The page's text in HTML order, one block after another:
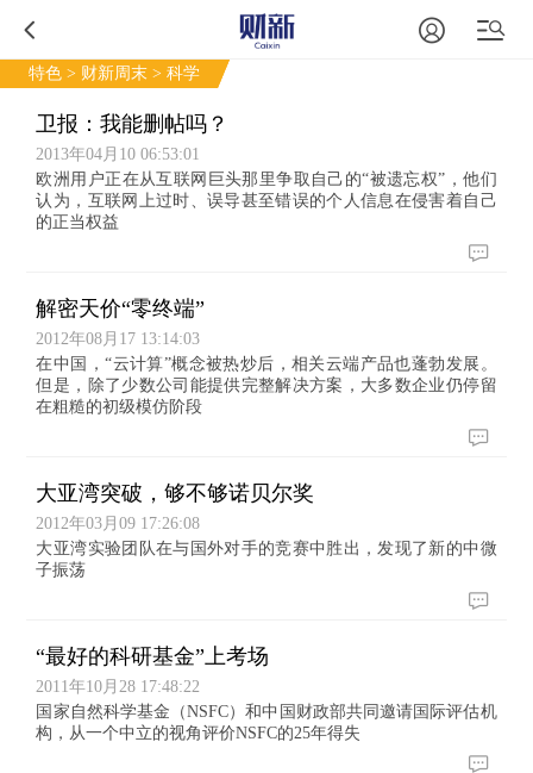
特色 > 财新周末 > 科学
卫报：我能删帖吗？
2013年04月10 06:53:01
欧洲用户正在从互联网巨头那里争取自己的“被遗忘权”，他们
认为，互联网上过时、误导甚至错误的个人信息在侵害着自己
的正当权益
解密天价“零终端”
2012年08月17 13:14:03
在中国，“云计算”概念被热炒后，相关云端产品也蓬勃发展。
但是，除了少数公司能提供完整解决方案，大多数企业仍停留
在粗糙的初级模仿阶段
大亚湾突破，够不够诺贝尔奖
2012年03月09 17:26:08
大亚湾实验团队在与国外对手的竞赛中胜出，发现了新的中微
子振荡
“最好的科研基金”上考场
2011年10月28 17:48:22
国家自然科学基金（NSFC）和中国财政部共同邀请国际评估机
构，从一个中立的视角评价NSFC的25年得失